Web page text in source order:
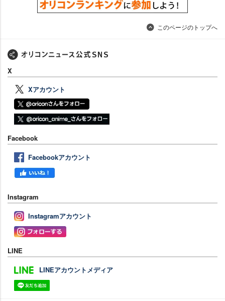
このページのトップへ
X
Xアカウント
Facebook
Facebookアカウント
Instagram
Instagramアカウント
LINE
LINEアカウントメディア